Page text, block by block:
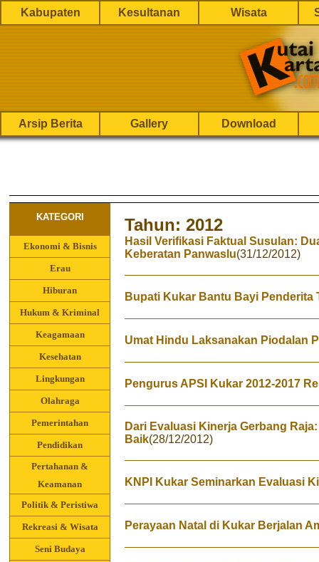
Kabupaten Kesultanan Wisata
Arsip Berita Gallery Download
KATEGORI Tahun: 2012
Ekonomi & Bisnis
Erau
Hiburan
Hukum & Kriminal
Keagamaan
Kesehatan
Lingkungan
Olahraga
Pemerintahan
Pendidikan
Pertahanan &
Keamanan
Politik & Peristiwa
Rekreasi & Wisata
Seni Budaya
Hasil Verifikasi Faktual Susulan:
Keberatan Panwaslu(31/12/2012)
Bupati Kukar Bantu Bayi Penderita
Umat Hindu Laksanakan Piodalan
Pengurus APSI Kukar 2012-2017
Dari Evaluasi Kinerja Gerbang
Baik(28/12/2012)
KNPI Kukar Seminarkan Evaluasi
Perayaan Natal di Kukar Berjalan